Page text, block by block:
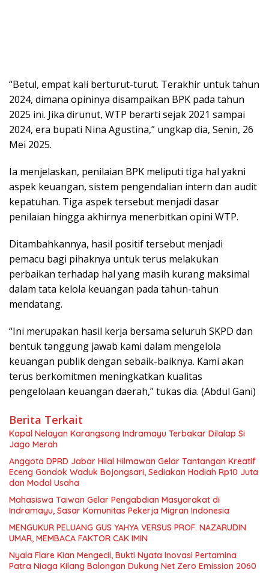
“Betul, empat kali berturut-turut. Terakhir untuk tahun
2024, dimana opininya disampaikan BPK pada tahun
2025 ini. Jika dirunut, WTP berarti sejak 2021 sampai
2024, era bupati Nina Agustina,” ungkap dia, Senin, 26
Mei 2025.
Ia menjelaskan, penilaian BPK meliputi tiga hal yakni
aspek keuangan, sistem pengendalian intern dan audit
kepatuhan. Tiga aspek tersebut menjadi dasar
penilaian hingga akhirnya menerbitkan opini WTP.
Ditambahkannya, hasil positif tersebut menjadi
pemacu bagi pihaknya untuk terus melakukan
perbaikan terhadap hal yang masih kurang maksimal
dalam tata kelola keuangan pada tahun-tahun
mendatang.
“Ini merupakan hasil kerja bersama seluruh SKPD dan
bentuk tanggung jawab kami dalam mengelola
keuangan publik dengan sebaik-baiknya. Kami akan
terus berkomitmen meningkatkan kualitas
pengelolaan keuangan daerah,” tukas dia. (Abdul Gani)
Berita Terkait
Kapal Nelayan Karangsong Indramayu Terbakar Dilalap Si
Jago Merah
Anggota DPRD Jabar Hilal Hilmawan Gelar Tantangan Kreatif
Eceng Gondok Waduk Bojongsari, Sediakan Hadiah Rp10 Juta
dan Modal Usaha
Mahasiswa Taiwan Gelar Pengabdian Masyarakat di
Indramayu, Sasar Komunitas Pekerja Migran Indonesia
MENGUKUR PELUANG GUS YAHYA VERSUS PROF. NAZARUDIN
UMAR, MEMBACA FAKTOR CAK IMIN
Nyala Flare Kian Mengecil, Bukti Nyata Inovasi Pertamina
Patra Niaga Kilang Balongan Dukung Net Zero Emission 2060